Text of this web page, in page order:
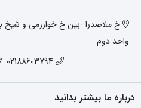
واحد دوم
02188603794
درباره ما بیشتر بدانید